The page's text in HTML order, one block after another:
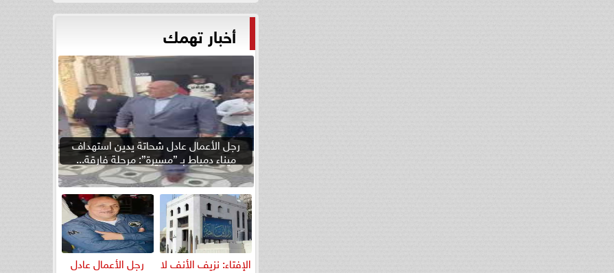
أخبار تهمك
رجل الأعمال عادل شحاتة يدين استهداف
ميناء دمياط بـ ”مسيرة”: مرحلة فارقة...
الإفتاء: نزيف الأنف لا رجل الأعمال عادل